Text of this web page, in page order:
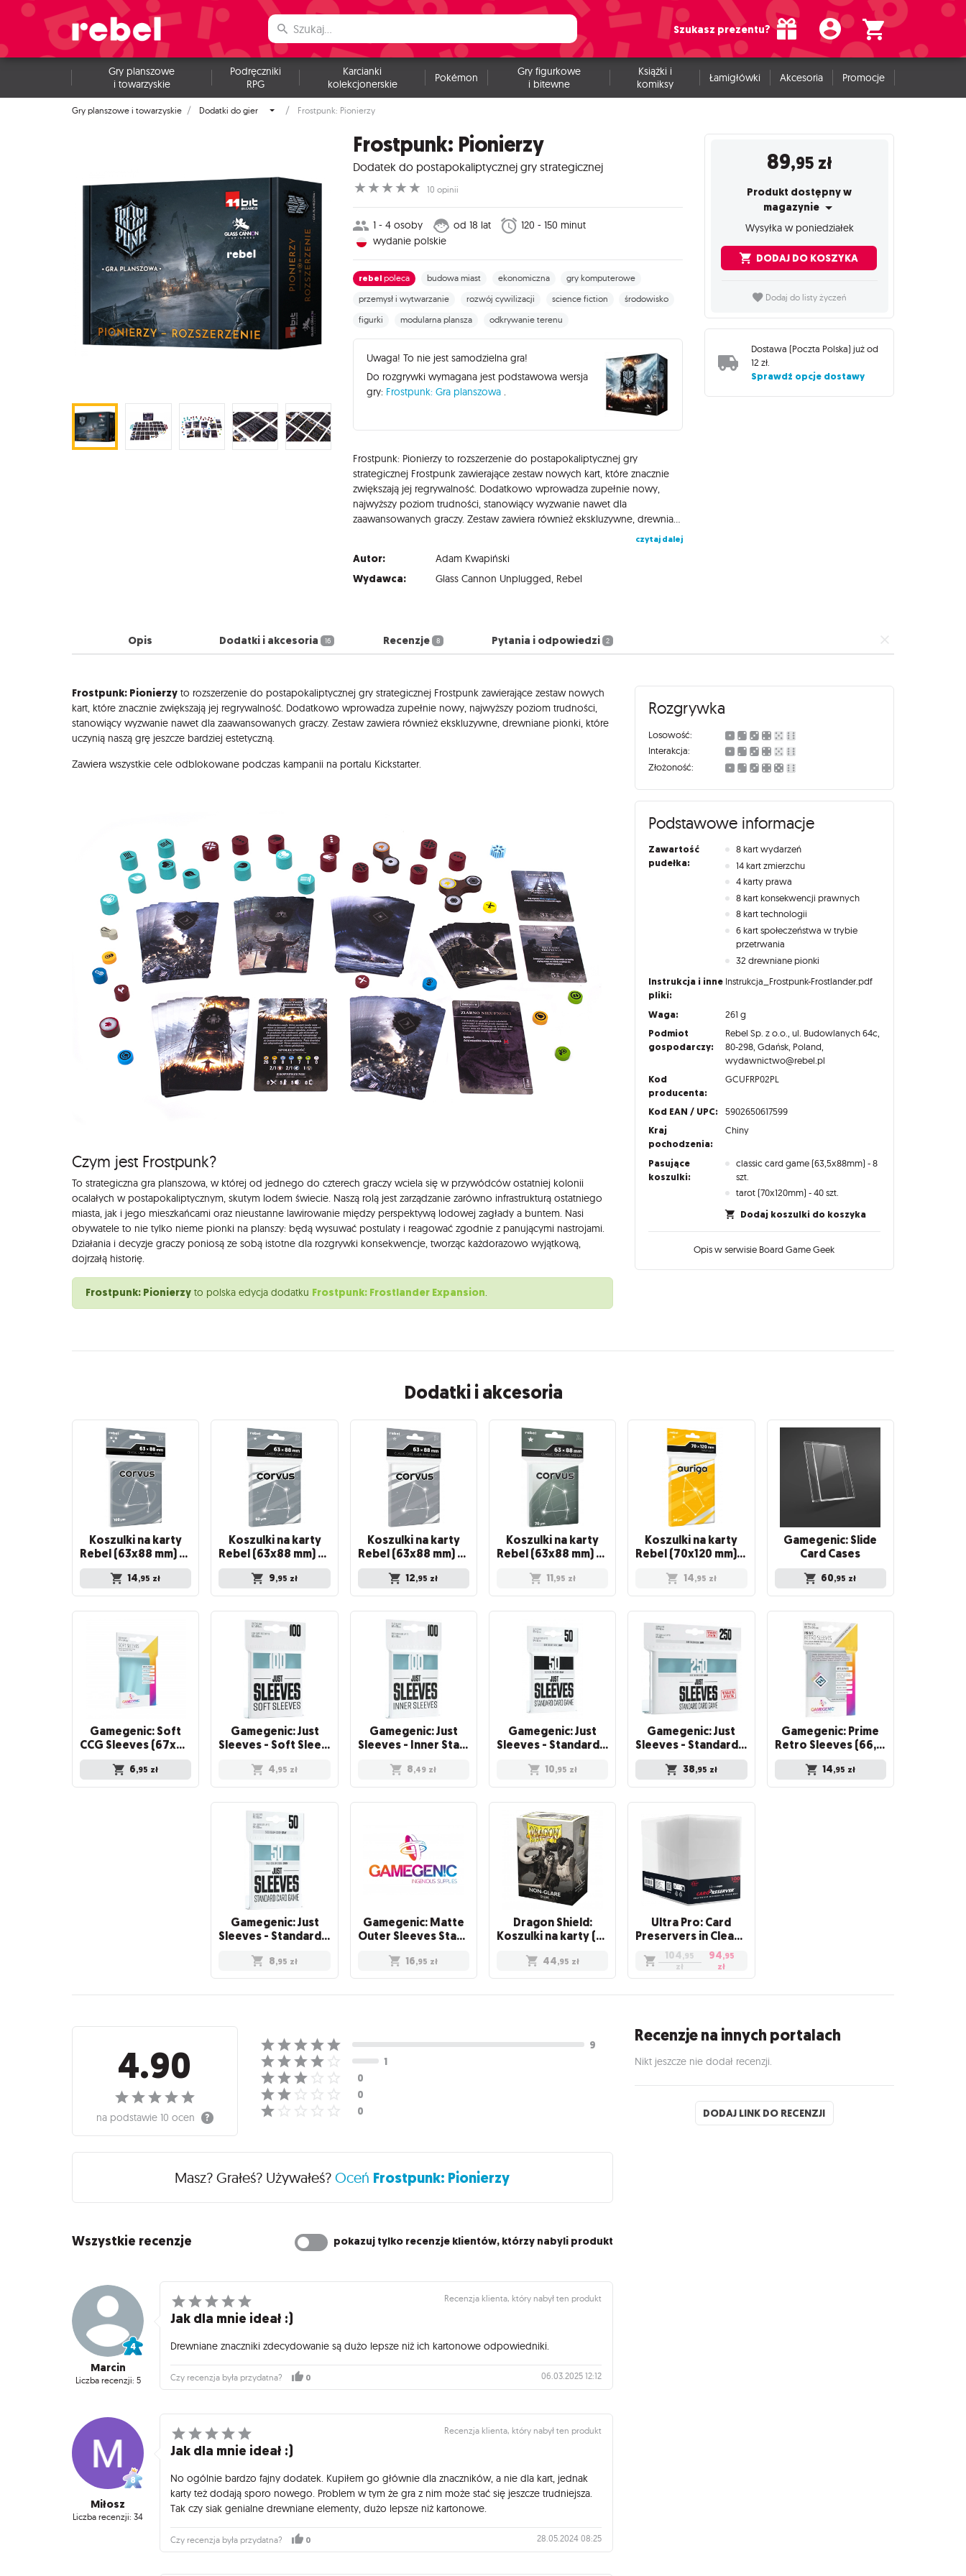
Szukasz prezentu?
Gry planszowe
i towarzyskie
Podręczniki
RPG
Karcianki
kolekcjonerskie
Pokémon
Gry figurkowe
i bitewne
Książki i
komiksy
Łamigłówki Akcesoria Promocje
Gry planszowe i towarzyskie Dodatki do gier Frostpunk: Pionierzy
Frostpunk: Pionierzy
Dodatek do postapokaliptycznej gry strategicznej
☆
☆
☆
☆
☆ 10 opinii
1 - 4 osoby od 18 lat
120 - 150 minut
wydanie polskie
rebel poleca budowa miast ekonomiczna gry komputerowe
przemysł i wytwarzanie rozwój cywilizacji science fiction środowisko
figurki modularna plansza odkrywanie terenu
Uwaga! To nie jest samodzielna gra!
Do rozgrywki wymagana jest podstawowa wersja
gry: Frostpunk: Gra planszowa.
Frostpunk: Pionierzy to rozszerzenie do postapokaliptycznej gry
strategicznej Frostpunk zawierające zestaw nowych kart, które znacznie
zwiększają jej regrywalność. Dodatkowo wprowadza zupełnie nowy,
najwyższy poziom trudności, stanowiący wyzwanie nawet dla
zaawansowanych graczy. Zestaw zawiera również ekskluzywne, drewniane pionki, które uczynią naszą grę jeszcze bardziej estetyczną. Zawiera wszystkie cele odblokowane podczas kampanii na portalu Kickstarter. Czym jest Frostpunk? To strategiczna gra planszowa, w której od jednego do czterech graczy wciela się w przywódców ostatniej kolonii ocalałych w postapokaliptycznym, skutym lodem świecie. Naszą rolą jest zarządzanie zarówno infrastrukturą ostatniego miasta, jak i jego mieszkańcami oraz nieustanne lawirowanie między perspektywą lodowej zagłady a buntem. Nasi obywatele to nie tylko nieme pionki na planszy: będą wysuwać postulaty i reagować zgodnie z panującymi nastrojami. Działania i decyzje graczy poniosą ze sobą istotne dla rozgrywki konsekwencje, tworząc każdorazowo wyjątkową, dojrzałą historię. Frostpunk: Pionierzy to polska edycja dodatku Frostpunk: Frostlander Expansion.
czytaj dalej
Autor: Adam Kwapiński
Wydawca: Glass Cannon Unplugged, Rebel
89,95 zł
Produkt dostępny w
magazynie
Wysyłka w poniedziałek
DODAJ DO KOSZYKA
Dodaj do listy życzeń
Dostawa (Poczta Polska) już od
12 zł.
Sprawdź opcje dostawy
Opis Dodatki i akcesoria 16 Recenzje 8 Pytania i odpowiedzi 2
Opis
Frostpunk: Pionierzy to rozszerzenie do postapokaliptycznej gry strategicznej Frostpunk zawierające zestaw nowych
kart, które znacznie zwiększają jej regrywalność. Dodatkowo wprowadza zupełnie nowy, najwyższy poziom trudności,
stanowiący wyzwanie nawet dla zaawansowanych graczy. Zestaw zawiera również ekskluzywne, drewniane pionki, które
uczynią naszą grę jeszcze bardziej estetyczną.
Zawiera wszystkie cele odblokowane podczas kampanii na portalu Kickstarter.
Czym jest Frostpunk?
To strategiczna gra planszowa, w której od jednego do czterech graczy wciela się w przywódców ostatniej kolonii
ocalałych w postapokaliptycznym, skutym lodem świecie. Naszą rolą jest zarządzanie zarówno infrastrukturą ostatniego
miasta, jak i jego mieszkańcami oraz nieustanne lawirowanie między perspektywą lodowej zagłady a buntem. Nasi
obywatele to nie tylko nieme pionki na planszy: będą wysuwać postulaty i reagować zgodnie z panującymi nastrojami.
Działania i decyzje graczy poniosą ze sobą istotne dla rozgrywki konsekwencje, tworząc każdorazowo wyjątkową,
dojrzałą historię.
Frostpunk: Pionierzy to polska edycja dodatku Frostpunk: Frostlander Expansion.
Rozgrywka
Losowość:
Interakcja:
Złożoność:
Podstawowe informacje
Zawartość
pudełka:
8 kart wydarzeń
14 kart zmierzchu
4 karty prawa
8 kart konsekwencji prawnych
8 kart technologii
6 kart społeczeństwa w trybie
przetrwania
32 drewniane pionki
Instrukcja i inne
pliki:
Instrukcja_Frostpunk-Frostlander.pdf
Waga: 261 g
Podmiot
gospodarczy:
Rebel Sp. z o.o., ul. Budowlanych 64c,
80-298, Gdańsk, Poland,
wydawnictwo@rebel.pl
Kod
producenta:
GCUFRP02PL
Kod EAN / UPC: 5902650617599
Kraj
pochodzenia:
Chiny
Pasujące
koszulki:
classic card game (63,5x88mm) - 8
szt.
tarot (70x120mm) - 40 szt.
Dodaj koszulki do koszyka
Opis w serwisie Board Game Geek
Dodatki i akcesoria
Koszulki na karty
Rebel (63x88 mm) Corvus Premium, 100 sztuk
14,95 zł
Koszulki na karty
Rebel (63x88 mm) Corvus Light, 100 sztuk
9,95 zł
Koszulki na karty
Rebel (63x88 mm) Corvus Inner Sleeve Light, 100 sztuk
12,95 zł
Koszulki na karty
Rebel (63x88 mm) Corvus Medium, 100 sztuk
11,95 zł
Koszulki na karty
Rebel (70x120 mm) Auriga Light, 100 sztuk
14,95 zł
Gamegenic: Slide
Card Cases
60,95 zł
Gamegenic: Soft
CCG Sleeves (67x94 mm), 100 sztuk
6,95 zł
Gamegenic: Just
Sleeves - Soft Sleeves (67 x 94 mm) 100 sztuk, Clear
4,95 zł
Gamegenic: Just
Sleeves - Inner Standard Card Game Sleeves (64x89 mm), 100 sztuk
8,49 zł
Gamegenic: Just
Sleeves - Standard Card Game Sleeves (66x91 mm), Czarne, 50 sztuk
10,95 zł
Gamegenic: Just
Sleeves - Standard Card Game Sleeves (66x92 mm) - Value Pack, 250 sztuk
38,95 zł
Gamegenic: Prime
Retro Sleeves (66,5x94 mm) 50 sztuk, Clear
14,95 zł
Gamegenic: Just
Sleeves - Standard Card Game Sleeves (66x91 mm), 50 sztuk
8,95 zł
Gamegenic: Matte
Outer Sleeves Standard (66x91 mm), 50 sztuk
16,95 zł
Dragon Shield:
Koszulki na karty (63x88 mm) "Standard Size" Non-Glare, 100 sztuk, Clear
44,95 zł
Ultra Pro: Card
Preservers in Clear Box (100)
104,95
zł
94,95
zł
Recenzje
4.90
na podstawie 10 ocen
Masz? Grałeś? Używałeś?Oceń Frostpunk: Pionierzy
Wszystkie recenzje pokazuj tylko recenzje klientów, którzy nabyli produkt
Marcin
Liczba recenzji: 5
Recenzja klienta, który nabył ten produkt
Jak dla mnie ideał :)
Drewniane znaczniki zdecydowanie są dużo lepsze niż ich kartonowe odpowiedniki.
Czy recenzja była przydatna? 0 06.03.2025 12:12
Miłosz
Liczba recenzji: 34
Recenzja klienta, który nabył ten produkt
Jak dla mnie ideał :)
No ogólnie bardzo fajny dodatek. Kupiłem go głównie dla znaczników, a nie dla kart, jednak
karty też dodają sporo nowego. Problem w tym że gra z nim może stać się jeszcze trudniejsza.
Tak czy siak genialne drewniane elementy, dużo lepsze niż kartonowe.
Czy recenzja była przydatna? 0 28.05.2024 08:25
Recenzje na innych portalach
Nikt jeszcze nie dodał recenzji.
DODAJ LINK DO RECENZJI